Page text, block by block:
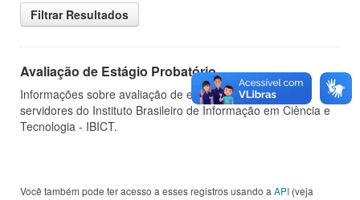
Filtrar Resultados
Avaliação de Estágio Probatório
Informações sobre avaliação de estágio probatório de
servidores do Instituto Brasileiro de Informação em Ciência e
Tecnologia - IBICT.
Você também pode ter acesso a esses registros usando a API (veja